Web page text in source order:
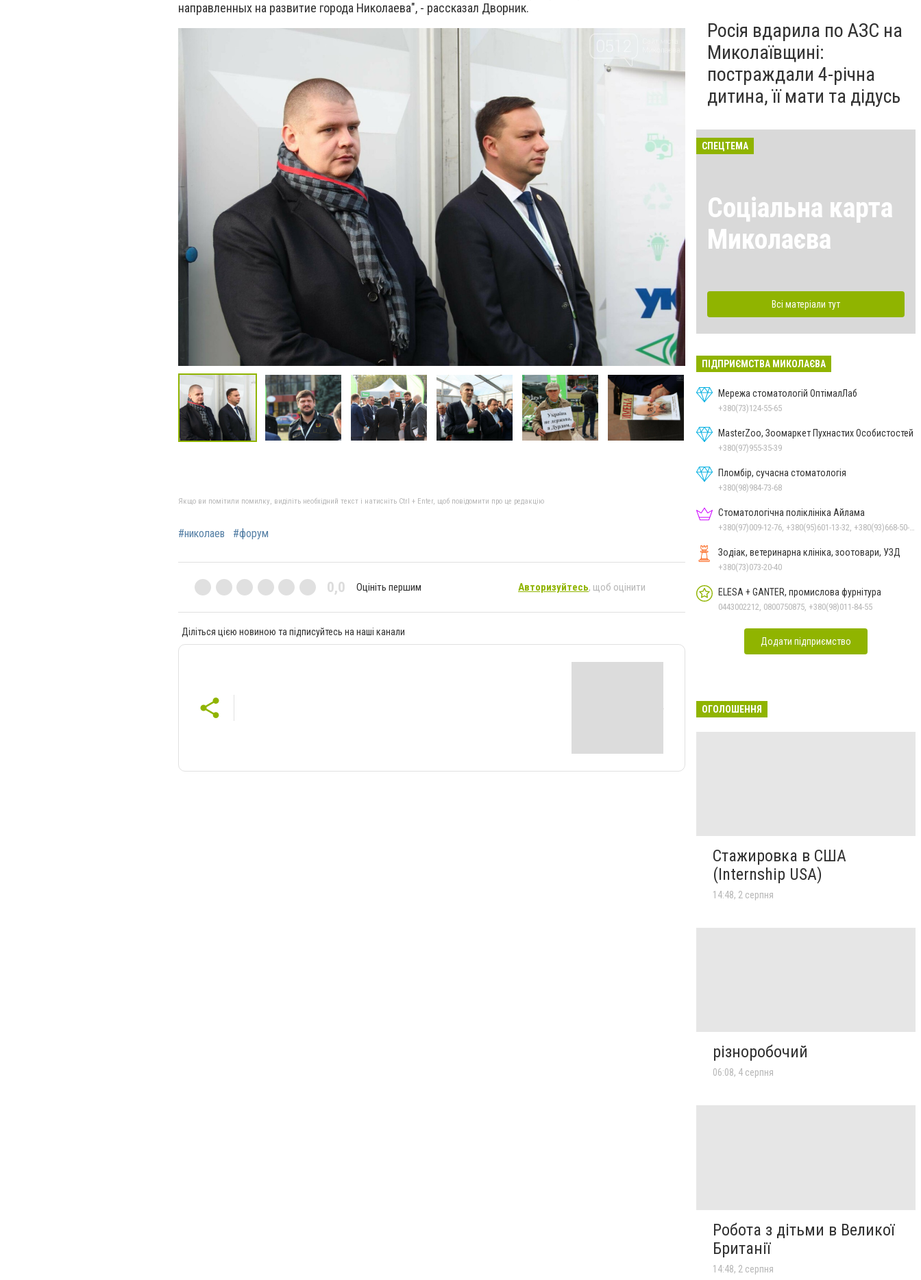
направленных на развитие города Николаева", - рассказал Дворник.
Якщо ви помітили помилку, виділіть необхідний текст і натисніть Ctrl + Enter, щоб повідомити про це редакцію
#николаев #форум
0,0 Оцініть першим Авторизуйтесь, щоб оцінити
Діліться цією новиною та підписуйтесь на наші канали
Росія вдарила по АЗС на
Миколаївщині:
постраждали 4-річна
дитина, її мати та дідусь
СПЕЦТЕМА
Соціальна карта
Миколаєва
Всі матеріали тут
ПІДПРИЄМСТВА МИКОЛАЄВА
Мережа стоматологій ОптімалЛаб
+380(73)124-55-65
MasterZoo, Зоомаркет Пухнастих Особистостей
+380(97)955-35-39
Пломбір, сучасна стоматологія
+380(98)984-73-68
Стоматологічна поліклініка Айлама
Зодіак, ветеринарна клініка, зоотовари, УЗД
+380(73)073-20-40
ELESA + GANTER, промислова фурнітура
0443002212, 0800750875, +380(98)011-84-55
Додати підприємство
ОГОЛОШЕННЯ
Стажировка в США
(Internship USA)
14:48, 2 серпня
різноробочий
06:08, 4 серпня
Робота з дітьми в Великої
Британії
14:48, 2 серпня